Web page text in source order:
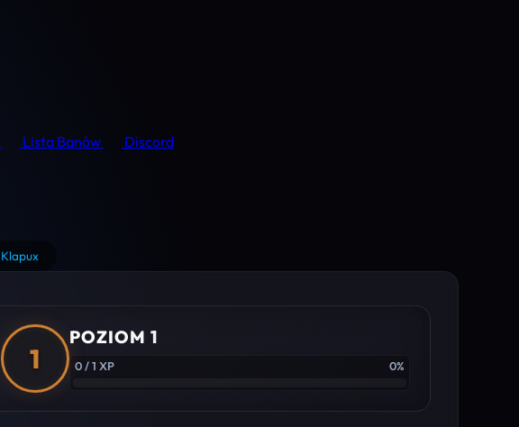
Lista Banów
Discord
Klapux
1
POZIOM 1
0 / 1 XP 0%